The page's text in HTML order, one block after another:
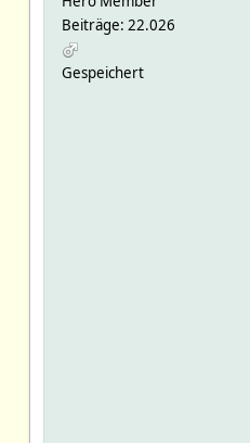
Beiträge: 22.026
Gespeichert